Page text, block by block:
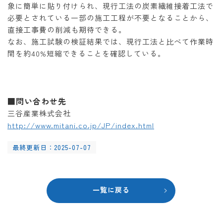
象に簡単に貼り付けられ、現行工法の炭素繊維接着工法で
必要とされている一部の施工工程が不要となることから、
直接工事費の削減も期待できる。
なお、施工試験の検証結果では、現行工法と比べて作業時
間を約40%短縮できることを確認している。
■問い合わせ先
三谷産業株式会社
http://www.mitani.co.jp/JP/index.html
最終更新日：2025-07-07
一覧に戻る